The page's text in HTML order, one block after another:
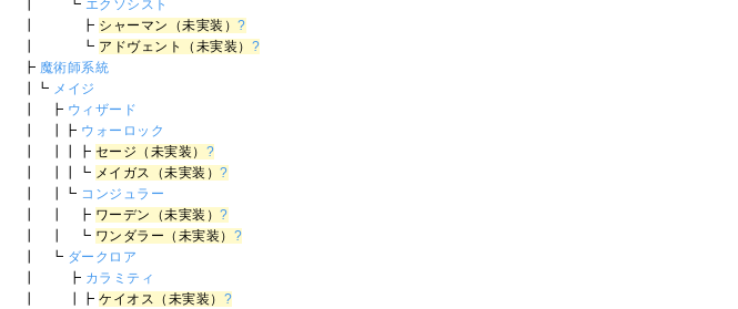
┃ ┗ エクソシスト
┃ ┣ シャーマン（未実装）?
┃ ┗ アドヴェント（未実装） ?
┣ 魔術師系統
┃┗ メイジ
┃ ┣ ウィザード
┃ ┃┣ ウォーロック
┃ ┃┃┣ セージ（未実装） ?
┃ ┃┃┗ メイガス（未実装）?
┃ ┃┗ コンジュラー
┃ ┃ ┣ ワーデン（未実装）?
┃ ┃ ┗ ワンダラー（未実装） ?
┃ ┗ ダークロア
┃ ┣ カラミティ
┃ ┃┣ケイオス（未実装） ?